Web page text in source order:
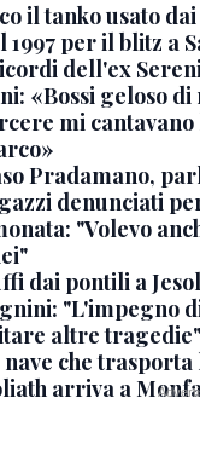
il tanko usato
1997 per il blitz a
dell'ex
«Bossi geloso di
mi cantavano
Pradamano,
denunciati
"Volevo
dai pontili a
"L'impegno
altre tragedie"
nave che
arriva a